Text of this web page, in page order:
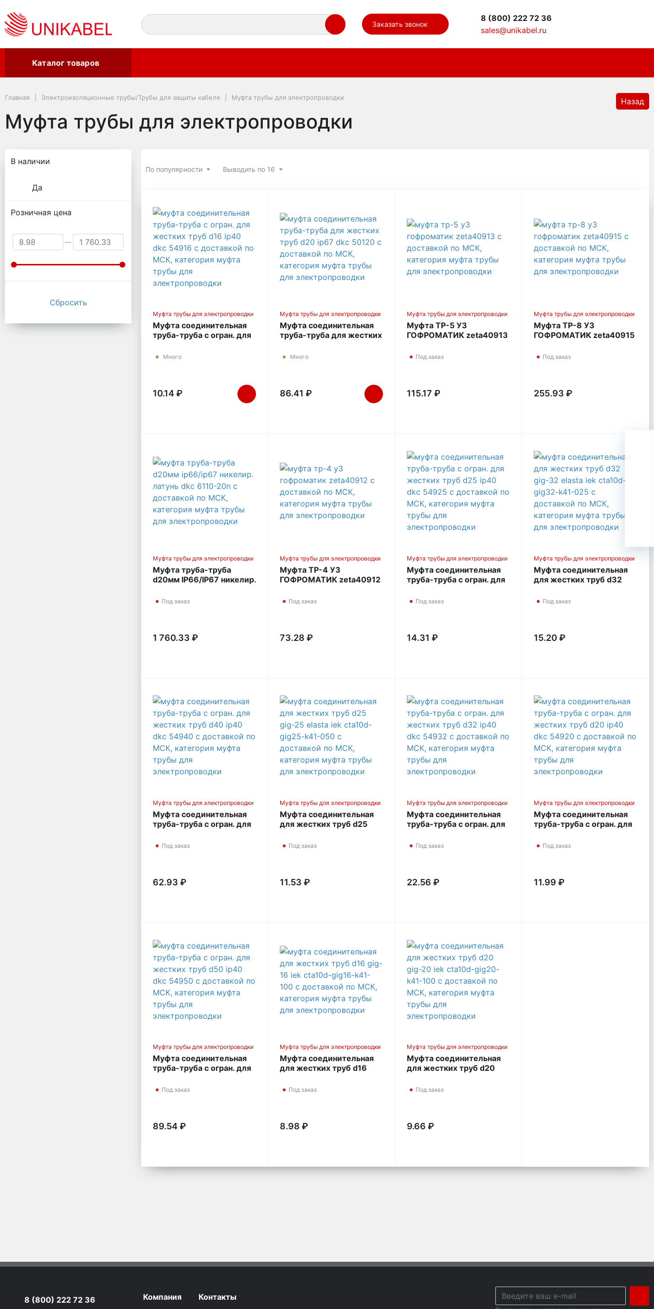
Заказать звонок
8 (800) 222 72 36
sales@unikabel.ru
Каталог товаров
Главная Электроизоляционные трубы/Трубы для защиты кабеля Муфта трубы для электропроводки Назад
Муфта трубы для электропроводки
По популярности Выводить по 16
Муфта трубы для электропроводки
Муфта соединительная
труба-труба с огран. для
DKC 54916
Много
10.14 ₽
Муфта трубы для электропроводки
Муфта соединительная
труба-труба для жестких
Много
86.41 ₽
Муфта трубы для электропроводки
Муфта ТР-5 У3
ГОФРОМАТИК zeta40913
Под заказ
115.17 ₽
Муфта трубы для электропроводки
Муфта ТР-8 У3
ГОФРОМАТИК zeta40915
Под заказ
255.93 ₽
Муфта трубы для электропроводки
Муфта труба-труба
d20мм IP66/IP67 никелир.
Под заказ
1 760.33 ₽
Муфта трубы для электропроводки
Муфта ТР-4 У3
ГОФРОМАТИК zeta40912
Под заказ
73.28 ₽
Муфта трубы для электропроводки
Муфта соединительная
труба-труба с огран. для
DKC 54925
Под заказ
14.31 ₽
Муфта трубы для электропроводки
Муфта соединительная
для жестких труб d32
CTA10D-GIG32-K41-025
Под заказ
15.20 ₽
Муфта трубы для электропроводки
Муфта соединительная
труба-труба с огран. для
DKC 54940
Под заказ
62.93 ₽
Муфта трубы для электропроводки
Муфта соединительная
для жестких труб d25
CTA10D-GIG25-K41-050
Под заказ
11.53 ₽
Муфта трубы для электропроводки
Муфта соединительная
труба-труба с огран. для
DKC 54932
Под заказ
22.56 ₽
Муфта трубы для электропроводки
Муфта соединительная
труба-труба с огран. для
DKC 54920
Под заказ
11.99 ₽
Муфта трубы для электропроводки
Муфта соединительная
труба-труба с огран. для
DKC 54950
Под заказ
89.54 ₽
Муфта трубы для электропроводки
Муфта соединительная
для жестких труб d16
GIG16-K41-100
Под заказ
8.98 ₽
Муфта трубы для электропроводки
Муфта соединительная
для жестких труб d20
GIG20-K41-100
Под заказ
9.66 ₽
Подбор параметров
В наличии
Да
Розничная цена
8 (800) 222 72 36 Компания Контакты